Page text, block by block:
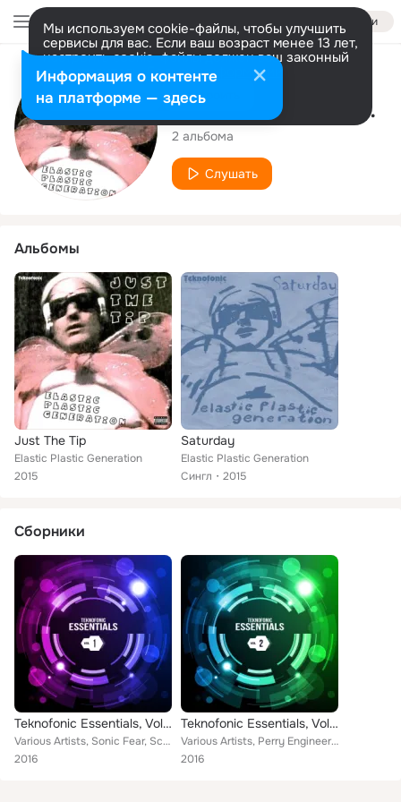
Войти
Мы используем cookie-файлы, чтобы улучшить
сервисы для вас. Если ваш возраст менее 13 лет,
настроить cookie-файлы должен ваш законный
представитель. Больше информации
Разрешить все Настроить
Исполнитель
Elastic Plastic Generation
2 альбома
Слушать
Альбомы
Just The Tip
Elastic Plastic Generation
2015
Saturday
Elastic Plastic Generation
Сингл
2015
Сборники
Teknofonic Essentials, Vol. 1
Various Artists, Sonic Fear, Scott Cameron, Ermias, Perry Engineering, Time No More, 3logit, Derrick Anthony, Hypnotriq, Boom, A...
2016
Teknofonic Essentials, Vol. 2
Various Artists, Perry Engineering, Ermias, Current Control, 3logit, She's Excited!, Boom, S.G.B., Elastic Plastic Generation, J...
2016
Информация о контенте
на платформе — здесь